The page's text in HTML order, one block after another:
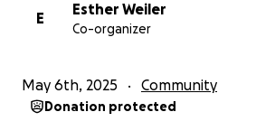
E
Esther Weiler
Co-organizer
May 6th, 2025 Community
Donation protected